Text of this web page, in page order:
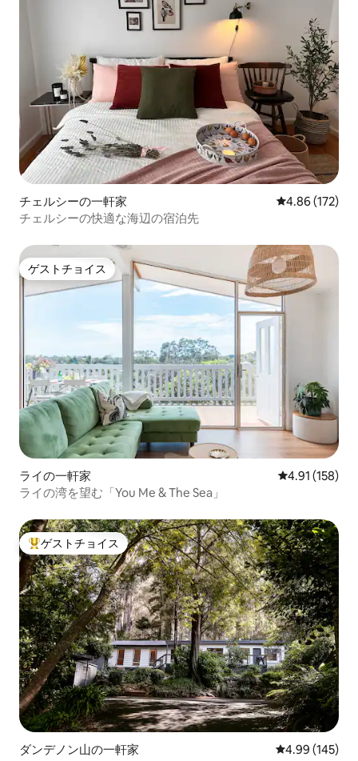
チェルシーの一軒家 レビュー172
4.86 (172)
チェルシーの快適な海辺の宿泊先
ゲストチョイス
ゲストチョイス
ライの一軒家 レビュー158
4.91 (158)
ライの湾を望む「You Me & The Sea」
大好評のゲストチョイスです。
ゲストチョイス
ダンデノン山の一軒家 レビュー145
4.99 (145)